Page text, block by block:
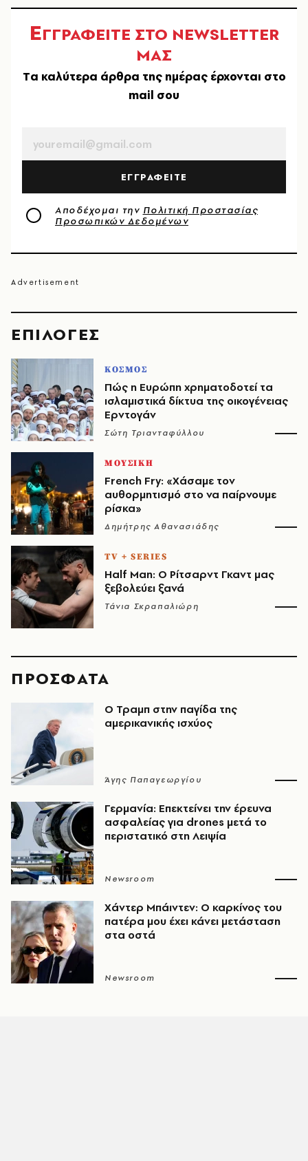
EΠΙΛΟΓΈΣ
ΚΟΣΜΟΣ
Πώς η Ευρώπη χρηματοδοτεί τα
ισλαμιστικά δίκτυα της οικογένειας
Ερντογάν
Σώτη Τριανταφύλλου
ΜΟΥΣΙΚΗ
French Fry: «Χάσαμε τον
αυθορμητισμό στο να παίρνουμε
ρίσκα»
Δημήτρης Αθανασιάδης
TV + SERIES
Half Man: Ο Ρίτσαρντ Γκαντ μας
ξεβολεύει ξανά
Τάνια Σκραπαλιώρη
ΕΓΓΡΑΦΕΙΤΕ ΣΤΟ NEWSLETTER
ΜΑΣ
Tα καλύτερα άρθρα της ημέρας έρχονται στο
mail σου
ΕΓΓΡΑΦΕΙΤΕ
Αποδέχομαι την Πολιτική Προστασίας
Προσωπικών Δεδομένων
ΠΡΟΣΦΑΤΑ
Ο Τραμπ στην παγίδα της
αμερικανικής ισχύος
Άγης Παπαγεωργίου
Γερμανία: Επεκτείνει την έρευνα
ασφαλείας για drones μετά το
περιστατικό στη Λειψία
Newsroom
Χάντερ Μπάιντεν: Ο καρκίνος του
πατέρα μου έχει κάνει μετάσταση
στα οστά
Newsroom